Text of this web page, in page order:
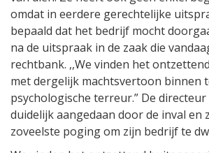
omdat in eerdere gerechtelijke
bepaald dat het bedrijf mocht
na de uitspraak in de zaak die
rechtbank. ,,We vinden het
met dergelijk machtsvertoon binnen
psychologische terreur.” De directeur
duidelijk aangedaan door de inval en
zoveelste poging om zijn bedrijf te